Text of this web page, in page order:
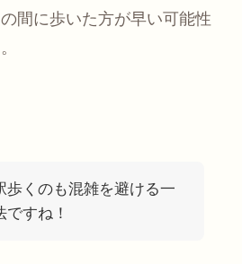
間に歩いた方が早い可能性
歩くのも混雑を避ける一
ですね！